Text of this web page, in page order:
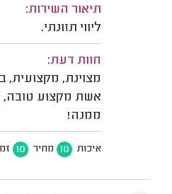
תיאור השירות:
ליווי תזונתי.
חוות דעת:
מצוינת, מקצועית,
אשת מקצוע טובה,
ממנה!
איכות 10 מחיר 10